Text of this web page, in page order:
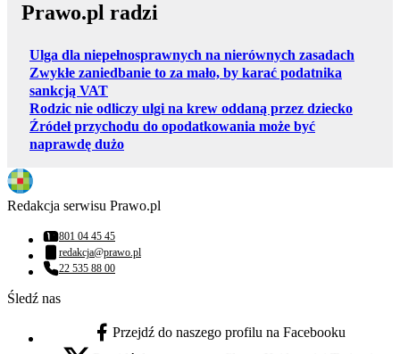
Prawo.pl radzi
Ulga dla niepełnosprawnych na nierównych zasadach
Zwykłe zaniedbanie to za mało, by karać podatnika
sankcją VAT
Rodzic nie odliczy ulgi na krew oddaną przez dziecko
Źródeł przychodu do opodatkowania może być
naprawdę dużo
Redakcja serwisu Prawo.pl
Numer telefonu:
801 04 45 45
Adres email:
redakcja@prawo.pl
Numer telefonu:
22 535 88 00
Śledź nas
facebook - otwiera się w nowej karcie
Przejdź do naszego profilu na Facebooku